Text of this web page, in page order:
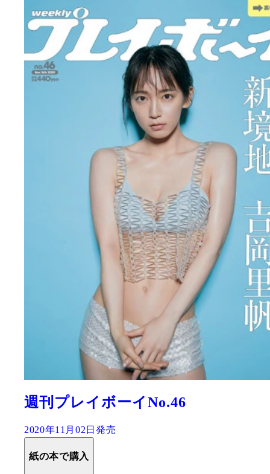
週刊プレイボーイNo.46
2020年11月02日発売
紙の本で購入